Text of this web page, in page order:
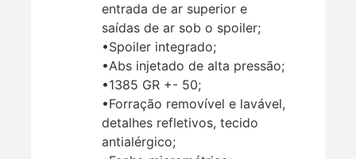
entrada de ar superior e
saídas de ar sob o spoiler;
•Spoiler integrado;
•Abs injetado de alta pressão;
•1385 GR +- 50;
•Forração removível e lavável,
detalhes refletivos, tecido
antialérgico;